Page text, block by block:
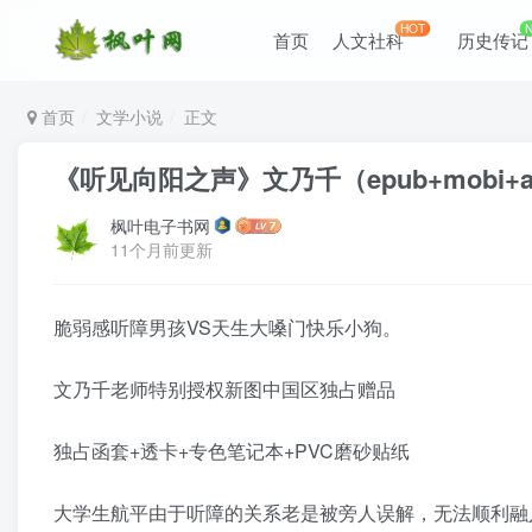
首页 人文社科HOT 历史传记
首页 文学小说 正文
《听见向阳之声》文乃千（
枫叶电子书网
11个月前更新
脆弱感听障男孩VS天生大嗓门快乐小狗。
文乃千老师特别授权新图中国区独占赠品
独占函套+透卡+专色笔记本+PVC磨砂贴纸
大学生航平由于听障的关系老是被旁人误解，无法顺利